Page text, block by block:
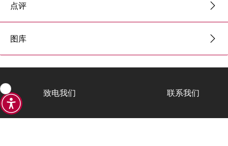
点评
图库
致电我们 联系我们